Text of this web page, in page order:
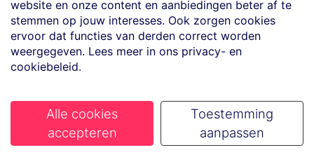
Last Minute
website en onze content en aanbiedingen beter af te
stemmen op jouw interesses. Ook zorgen cookies
ervoor dat functies van derden correct worden
weergegeven. Lees meer in ons privacy- en
cookiebeleid.
Alle cookies
accepteren
Toestemming
aanpassen